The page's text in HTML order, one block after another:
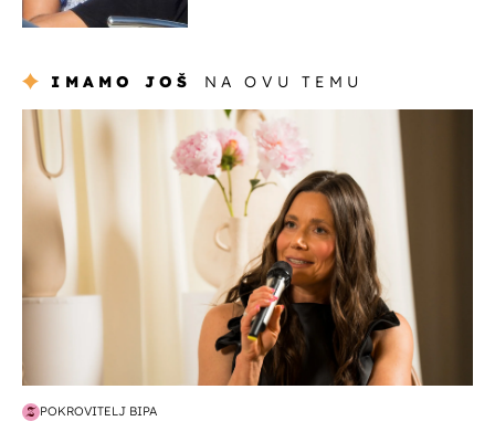
IMAMO JOŠ NA OVU TEMU
moda & ljepota
POKROVITELJ BIPA